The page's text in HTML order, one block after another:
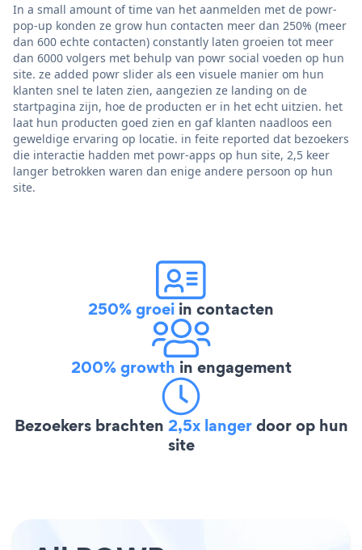
In a small amount of time van het aanmelden met de powr-
pop-up konden ze grow hun contacten meer dan 250% (meer
dan 600 echte contacten) constantly laten groeien tot meer
dan 6000 volgers met behulp van powr social voeden op hun
site. ze added powr slider als een visuele manier om hun
klanten snel te laten zien, aangezien ze landing on de
startpagina zijn, hoe de producten er in het echt uitzien. het
laat hun producten goed zien en gaf klanten naadloos een
geweldige ervaring op locatie. in feite reported dat bezoekers
die interactie hadden met powr-apps op hun site, 2,5 keer
langer betrokken waren dan enige andere persoon op hun
site.
250% groei in contacten
200% growth in engagement
Bezoekers brachten 2,5x langerdoor op hun
site